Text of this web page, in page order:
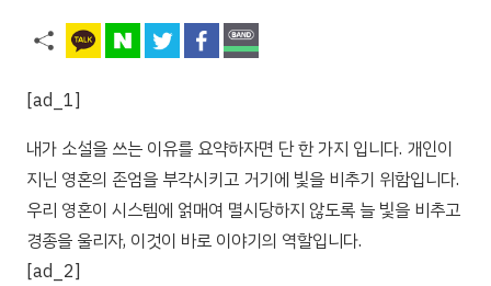
[ad_1]
내가 소설을 쓰는 이유를 요약하자면 단 한 가지 입니다. 개인이
지닌 영혼의 존엄을 부각시키고 거기에 빛을 비추기 위함입니다.
우리 영혼이 시스템에 얽매여 멸시당하지 않도록 늘 빛을 비추고
경종을 울리자, 이것이 바로 이야기의 역할입니다.
[ad_2]